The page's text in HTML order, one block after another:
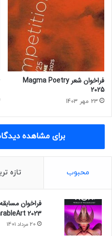
فراخوان شعر Magma Poetry
2025
23 مهر 1403
برای مشاهده
محبوب تازه
2023
20 مرداد 1401